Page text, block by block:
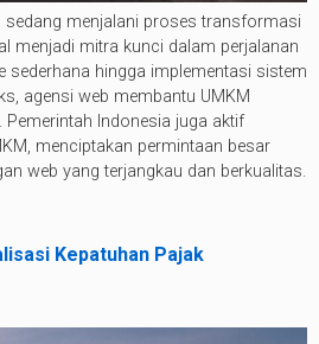
sedang menjalani proses transformasi
menjadi mitra kunci dalam perjalanan
sederhana hingga implementasi sistem
agensi web membantu UMKM
Indonesia juga aktif
menciptakan permintaan besar
web yang terjangkau dan berkualitas.
Kepatuhan Pajak